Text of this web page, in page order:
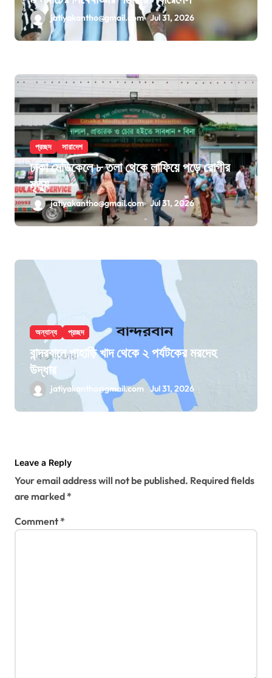
jatiyakantho@gmail.com Jul 31, 2026
প্রচ্ছদ সারাদেশ
ঢাকা মেডিকেলে ৮ তলা থেকে লাফিয়ে পড়ে রোগীর
মৃত্যু
jatiyakantho@gmail.com Jul 31, 2026
অন্যান্য প্রচ্ছদ
বান্দরবানে পাহাড়ি খাদ থেকে ২ পর্যটকের মরদেহ
উদ্ধার
jatiyakantho@gmail.com Jul 31, 2026
Leave a Reply
Your email address will not be published. Required fields
are marked*
Comment*